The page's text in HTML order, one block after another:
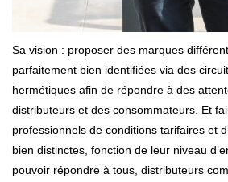
Sa vision : proposer des marques
parfaitement bien identifiées via des
hermétiques afin de répondre à des
distributeurs et des consommateurs. Et
professionnels de conditions tarifaires et
bien distinctes, fonction de leur niveau
pouvoir répondre à tous, distributeurs